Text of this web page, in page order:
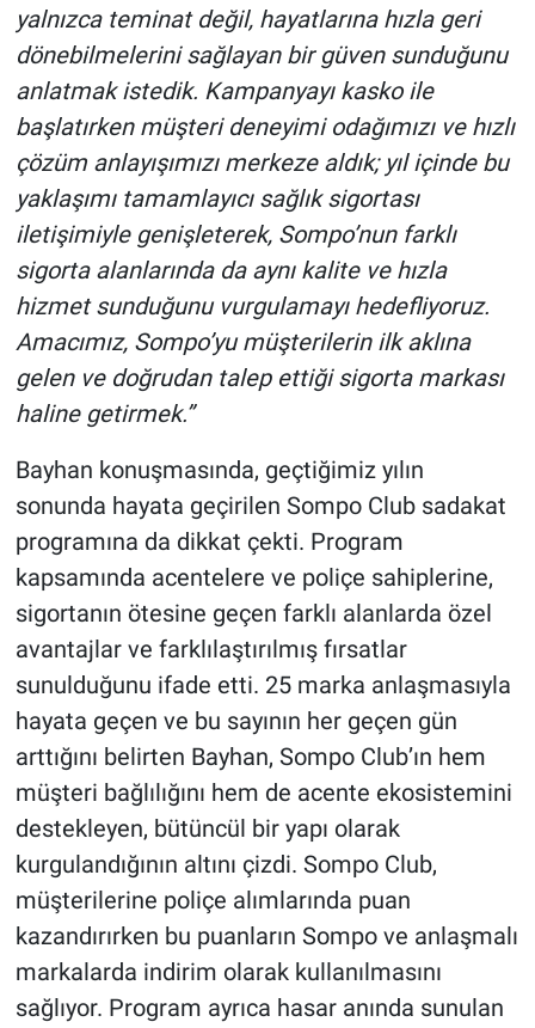
yalnızca teminat değil, hayatlarına hızla geri
dönebilmelerini sağlayan bir güven sunduğunu
anlatmak istedik. Kampanyayı kasko ile
başlatırken müşteri deneyimi odağımızı ve hızlı
çözüm anlayışımızı merkeze aldık; yıl içinde bu
yaklaşımı tamamlayıcı sağlık sigortası
iletişimiyle genişleterek, Sompo’nun farklı
sigorta alanlarında da aynı kalite ve hızla
hizmet sunduğunu vurgulamayı hedefliyoruz.
Amacımız, Sompo’yu müşterilerin ilk aklına
gelen ve doğrudan talep ettiği sigorta markası
haline getirmek.”
Bayhan konuşmasında, geçtiğimiz yılın
sonunda hayata geçirilen Sompo Club sadakat
programına da dikkat çekti. Program
kapsamında acentelere ve poliçe sahiplerine,
sigortanın ötesine geçen farklı alanlarda özel
avantajlar ve farklılaştırılmış fırsatlar
sunulduğunu ifade etti. 25 marka anlaşmasıyla
hayata geçen ve bu sayının her geçen gün
arttığını belirten Bayhan, Sompo Club’ın hem
müşteri bağlılığını hem de acente ekosistemini
destekleyen, bütüncül bir yapı olarak
kurgulandığının altını çizdi. Sompo Club,
müşterilerine poliçe alımlarında puan
kazandırırken bu puanların Sompo ve anlaşmalı
markalarda indirim olarak kullanılmasını
sağlıyor. Program ayrıca hasar anında sunulan